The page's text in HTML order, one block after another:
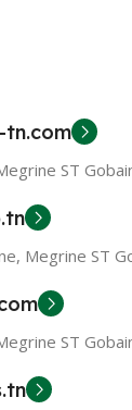
tn.com
ST
Megrine ST
ST